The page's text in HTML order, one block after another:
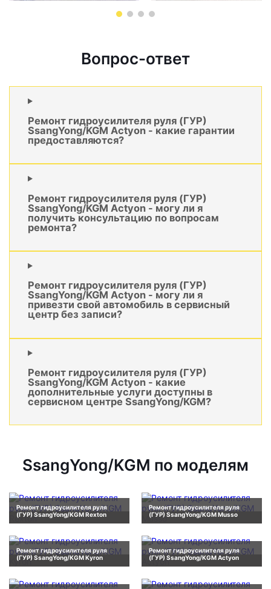
Вопрос-ответ
Ремонт гидроусилителя руля (ГУР)
SsangYong/KGM Actyon - какие гарантии
предоставляются?
Ремонт гидроусилителя руля (ГУР)
SsangYong/KGM Actyon - могу ли я
получить консультацию по вопросам
ремонта?
Ремонт гидроусилителя руля (ГУР)
SsangYong/KGM Actyon - могу ли я
привезти свой автомобиль в сервисный
центр без записи?
Ремонт гидроусилителя руля (ГУР)
SsangYong/KGM Actyon - какие
дополнительные услуги доступны в
сервисном центре SsangYong/KGM?
SsangYong/KGM по моделям
Ремонт гидроусилителя руля
(ГУР) SsangYong/KGM Rexton
Ремонт гидроусилителя руля
(ГУР) SsangYong/KGM Musso
Ремонт гидроусилителя руля
(ГУР) SsangYong/KGM Kyron
Ремонт гидроусилителя руля
(ГУР) SsangYong/KGM Actyon